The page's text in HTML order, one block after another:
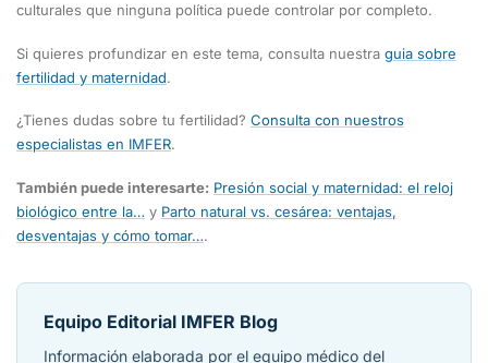
culturales que ninguna política puede controlar por completo.
Si quieres profundizar en este tema, consulta nuestra guia sobre
fertilidad y maternidad.
¿Tienes dudas sobre tu fertilidad? Consulta con nuestros
especialistas en IMFER.
También puede interesarte: Presión social y maternidad: el reloj
biológico entre la… y Parto natural vs. cesárea: ventajas,
desventajas y cómo tomar….
Equipo Editorial IMFER Blog
Información elaborada por el equipo médico del